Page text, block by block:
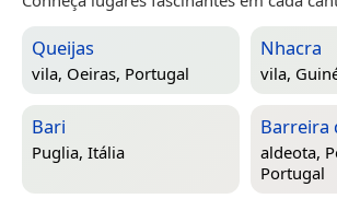
Queijas
vila, Oeiras, Portugal
Nhacra
vila,
Bari
Puglia, Itália
Barreira
aldeota,
Portugal